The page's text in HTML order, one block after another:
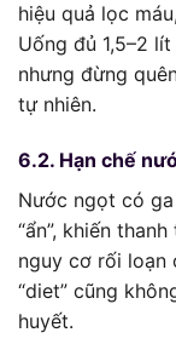
hiệu quả lọc
Uống đủ 1,5–2
nhưng đừng
tự nhiên.
6.2. Hạn chế
Nước ngọt có
“ẩn”, khiến
nguy cơ rối loạn
“diet” cũng
huyết.